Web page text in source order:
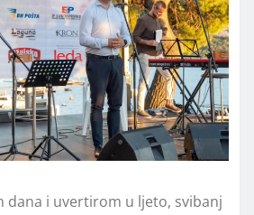
dana i uvertirom u ljeto, svibanj